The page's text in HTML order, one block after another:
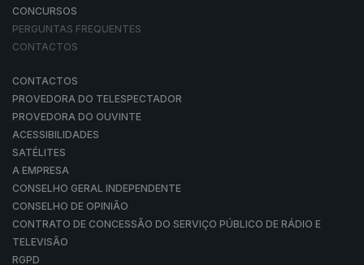
CONCURSOS
PERGUNTAS FREQUENTES
CONTACTOS
CONTACTOS
PROVEDORA DO TELESPECTADOR
PROVEDORA DO OUVINTE
ACESSIBILIDADES
SATÉLITES
A EMPRESA
CONSELHO GERAL INDEPENDENTE
CONSELHO DE OPINIÃO
CONTRATO DE CONCESSÃO DO SERVIÇO PÚBLICO DE RÁDIO E
TELEVISÃO
RGPD